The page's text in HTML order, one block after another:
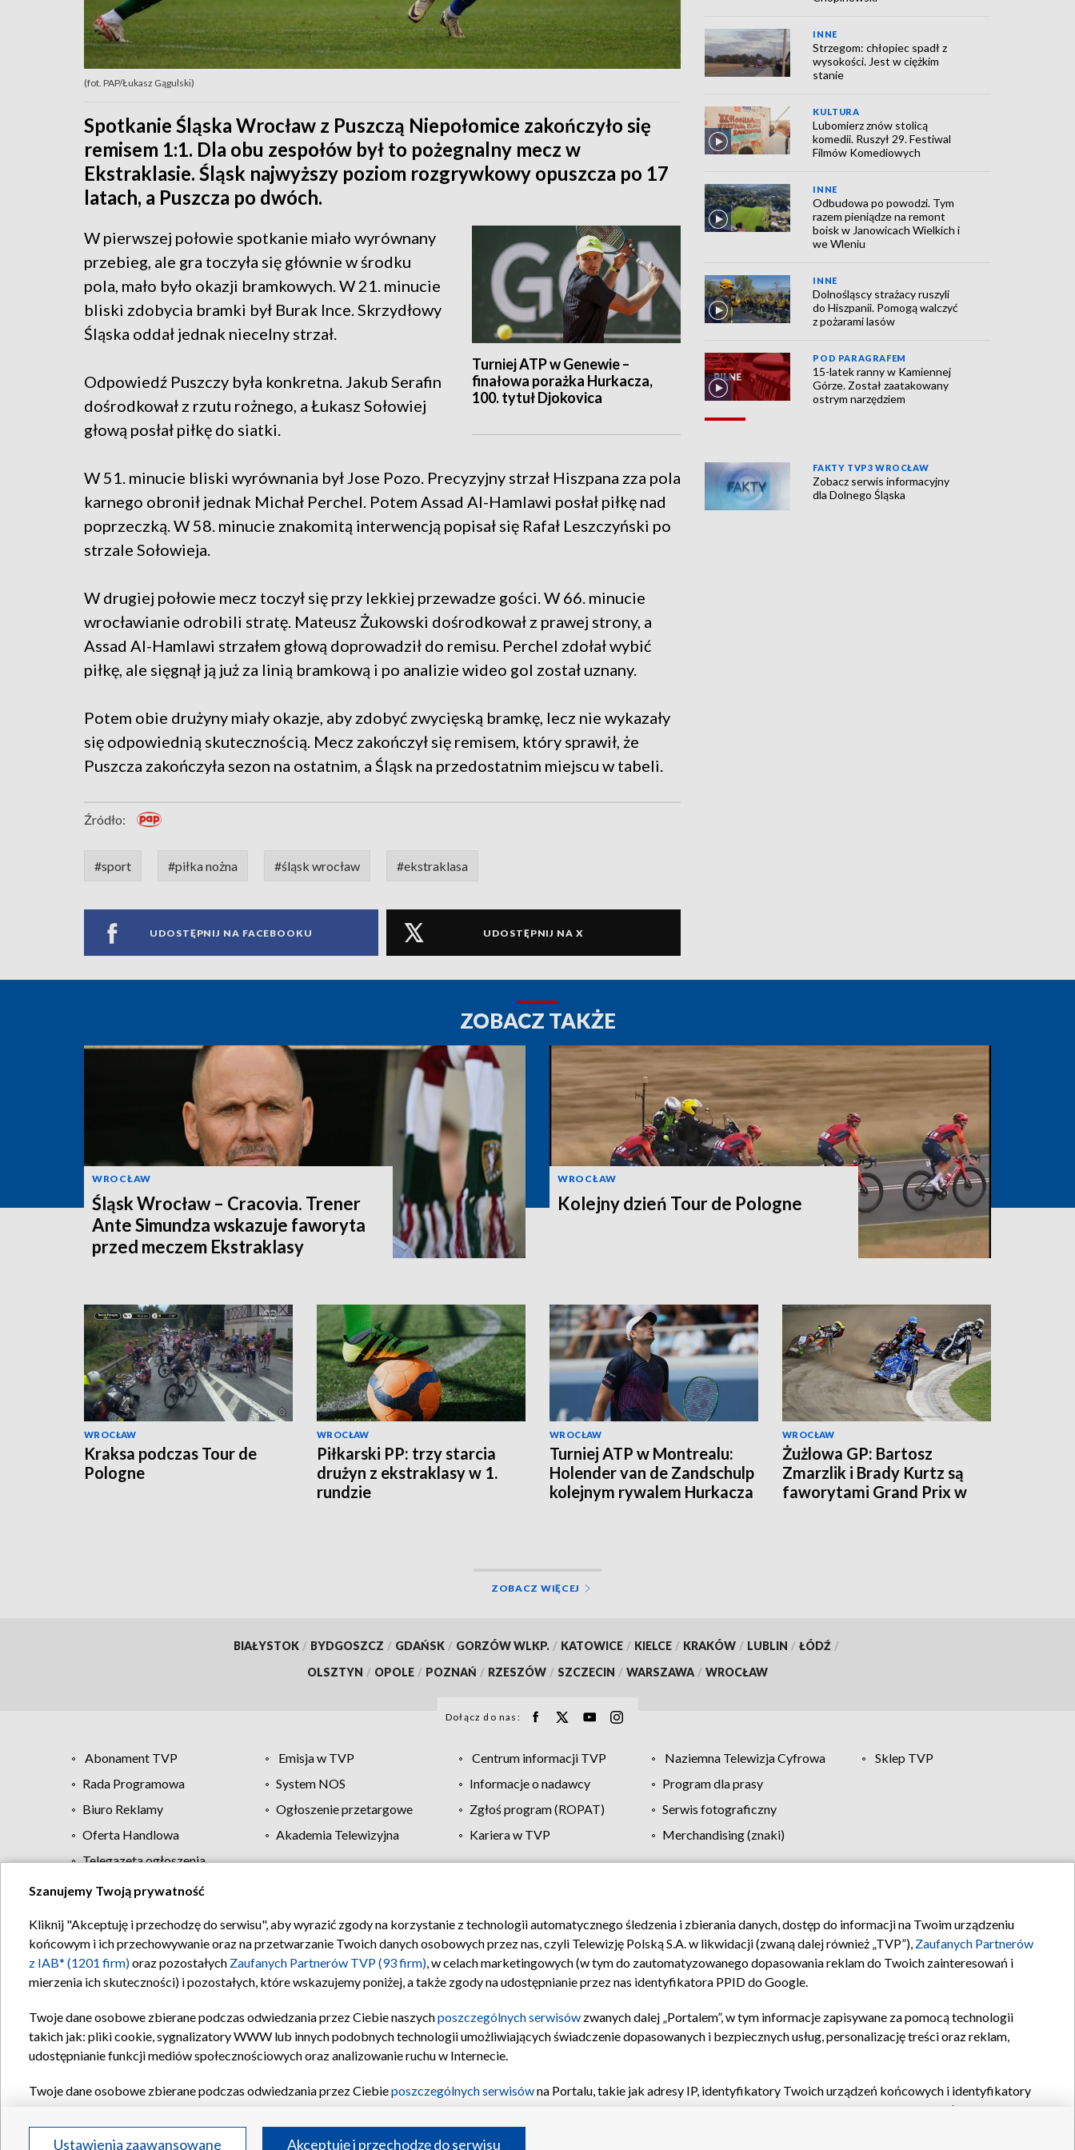
(fot. PAP/Łukasz Gągulski)
Spotkanie Śląska Wrocław z Puszczą Niepołomice zakończyło się
remisem 1:1. Dla obu zespołów był to pożegnalny mecz w
Ekstraklasie. Śląsk najwyższy poziom rozgrywkowy opuszcza po 17
latach, a Puszcza po dwóch.
Turniej ATP w Genewie –
finałowa porażka Hurkacza,
100. tytuł Djokovica
W pierwszej połowie spotkanie miało wyrównany
przebieg, ale gra toczyła się głównie w środku
pola, mało było okazji bramkowych. W 21. minucie
bliski zdobycia bramki był Burak Ince. Skrzydłowy
Śląska oddał jednak niecelny strzał.
Odpowiedź Puszczy była konkretna. Jakub Serafin
dośrodkował z rzutu rożnego, a Łukasz Sołowiej
głową posłał piłkę do siatki.
W 51. minucie bliski wyrównania był Jose Pozo. Precyzyjny strzał Hiszpana zza pola
karnego obronił jednak Michał Perchel. Potem Assad Al-Hamlawi posłał piłkę nad
poprzeczką. W 58. minucie znakomitą interwencją popisał się Rafał Leszczyński po
strzale Sołowieja.
W drugiej połowie mecz toczył się przy lekkiej przewadze gości. W 66. minucie
wrocławianie odrobili stratę. Mateusz Żukowski dośrodkował z prawej strony, a
Assad Al-Hamlawi strzałem głową doprowadził do remisu. Perchel zdołał wybić
piłkę, ale sięgnął ją już za linią bramkową i po analizie wideo gol został uznany.
Potem obie drużyny miały okazje, aby zdobyć zwycięską bramkę, lecz nie wykazały
się odpowiednią skutecznością. Mecz zakończył się remisem, który sprawił, że
Puszcza zakończyła sezon na ostatnim, a Śląsk na przedostatnim miejscu w tabeli.
Źródło:
#sport #piłka nożna #śląsk wrocław #ekstraklasa
UDOSTĘPNIJ NA FACEBOOKU UDOSTĘPNIJ NA X
INNE
Strzegom: chłopiec spadł z
wysokości. Jest w ciężkim
stanie
KULTURA
Lubomierz znów stolicą
komedii. Ruszył 29. Festiwal
Filmów Komediowych
INNE
Odbudowa po powodzi. Tym
razem pieniądze na remont
boisk w Janowicach Wielkich i
we Wleniu
INNE
Dolnośląscy strażacy ruszyli
do Hiszpanii. Pomogą walczyć
z pożarami lasów
POD PARAGRAFEM
15-latek ranny w Kamiennej
Górze. Został zaatakowany
ostrym narzędziem
FAKTY TVP3 WROCŁAW
Zobacz serwis informacyjny
dla Dolnego Śląska
ZOBACZ TAKŻE
WROCŁAW
Śląsk Wrocław – Cracovia. Trener
Ante Simundza wskazuje faworyta
przed meczem Ekstraklasy
WROCŁAW
Kolejny dzień Tour de Pologne
WROCŁAW
Kraksa podczas Tour de
Pologne
WROCŁAW
Piłkarski PP: trzy starcia
drużyn z ekstraklasy w 1.
rundzie
WROCŁAW
Turniej ATP w Montrealu:
Holender van de Zandschulp
kolejnym rywalem Hurkacza
WROCŁAW
Żużlowa GP: Bartosz
Zmarzlik i Brady Kurtz są
faworytami Grand Prix w
ZOBACZ WIĘCEJ
BIAŁYSTOK / BYDGOSZCZ / GDAŃSK / GORZÓW WLKP. / KATOWICE / KIELCE / KRAKÓW / LUBLIN / ŁÓDŹ /
OLSZTYN / OPOLE / POZNAŃ / RZESZÓW / SZCZECIN / WARSZAWA / WROCŁAW
Dołącz do nas:
Abonament TVP Emisja w TVP Centrum informacji TVP Naziemna Telewizja Cyfrowa
Sklep TVP
Rada Programowa
System NOS Informacje o nadawcy
Program dla prasy
Biuro Reklamy
Ogłoszenie przetargowe Zgłoś program (ROPAT)
Serwis fotograficzny
Oferta Handlowa
Akademia Telewizyjna Kariera w TVP
Merchandising (znaki)
Telegazeta ogłoszenia
Regulamin TVP Polityka prywatności Moje zgody Pomoc Biuro reklamy Kontakt
Szanujemy Twoją prywatność
Kliknij "Akceptuję i przechodzę do serwisu", aby wyrazić zgody na korzystanie z technologii automatycznego śledzenia i zbierania danych, dostęp do informacji na Twoim urządzeniu
końcowym i ich przechowywanie oraz na przetwarzanie Twoich danych osobowych przez nas, czyli Telewizję Polską S.A. w likwidacji (zwaną dalej również „TVP”), Zaufanych Partnerów
z IAB* (1201 firm)oraz pozostałych Zaufanych Partnerów TVP (93 firm), w celach marketingowych (w tym do zautomatyzowanego dopasowania reklam do Twoich zainteresowań i
mierzenia ich skuteczności) i pozostałych, które wskazujemy poniżej, a także zgody na udostępnianie przez nas identyfikatora PPID do Google.
Twoje dane osobowe zbierane podczas odwiedzania przez Ciebie naszychposzczególnych serwisów zwanych dalej „Portalem”, w tym informacje zapisywane za pomocą technologii
takich jak: pliki cookie, sygnalizatory WWW lub innych podobnych technologii umożliwiających świadczenie dopasowanych i bezpiecznych usług, personalizację treści oraz reklam,
udostępnianie funkcji mediów społecznościowych oraz analizowanie ruchu w Internecie.
Twoje dane osobowe zbierane podczas odwiedzania przez Ciebieposzczególnych serwisówna Portalu, takie jak adresy IP, identyfikatory Twoich urządzeń końcowych i identyfikatory
oraz pozostałych
Partnerów TVPdla realizacji następujących celów i funkcji: przechowywania informacji na urządzeniu lub dostęp do nich, wyboru podstawowych reklam, wyboru spersonalizowanych
Ustawienia zaawansowane Akceptuję i przechodzę do serwisu